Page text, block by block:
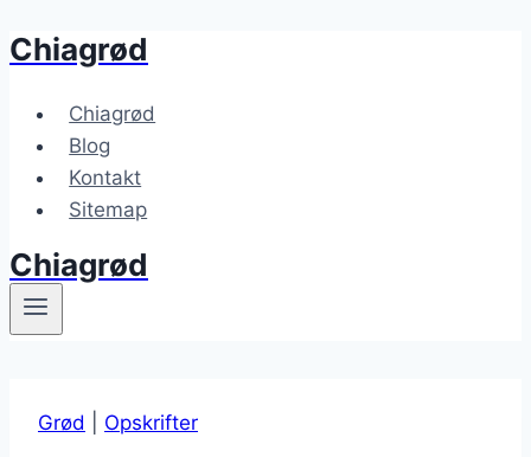
Fortsæt
indhold
Chiagrød
Chiagrød
Blog
Kontakt
Sitemap
Chiagrød
Grød Opskrifter